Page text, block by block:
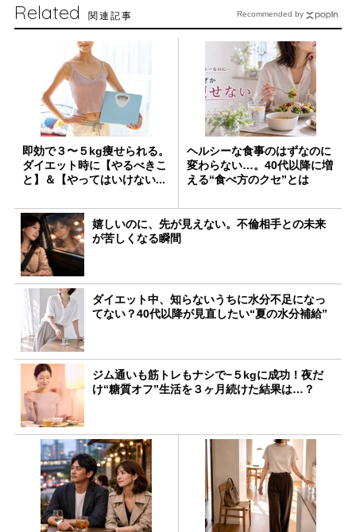
Related 関連記事
即効で３〜５kg痩せられる。
ダイエット時に【やるべきこ
と】＆【やってはいけない...
ヘルシーな食事のはずなのに
変わらない…。40代以降に増
える“食べ方のクセ”とは
嬉しいのに、先が見えない。不倫相手との未来
が苦しくなる瞬間
ダイエット中、知らないうちに水分不足になっ
てない？40代以降が見直したい“夏の水分補給”
ジム通いも筋トレもナシで−５kgに成功！夜だ
け“糖質オフ”生活を３ヶ月続けた結果は…？
Recommended by